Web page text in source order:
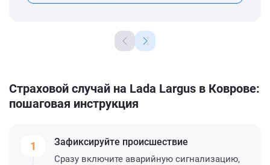
Страховой случай на Lada Largus в Коврове:
пошаговая инструкция
1 Зафиксируйте происшествие
Сразу включите аварийную сигнализацию,